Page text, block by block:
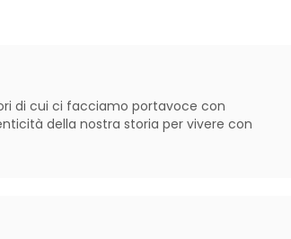
di cui ci facciamo portavoce con
della nostra storia per vivere con